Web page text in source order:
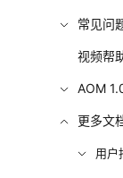
常见问
视频帮
AOM
更多文
用户